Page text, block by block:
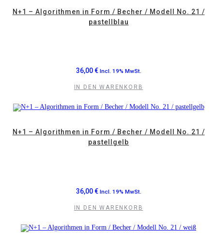
N+1 – Algorithmen in Form / Becher / Modell No. 21 /
pastellblau
36,00€ Incl. 19% MwSt.
IN DEN WARENKORB
N+1 – Algorithmen in Form / Becher / Modell No. 21 /
pastellgelb
36,00€ Incl. 19% MwSt.
IN DEN WARENKORB